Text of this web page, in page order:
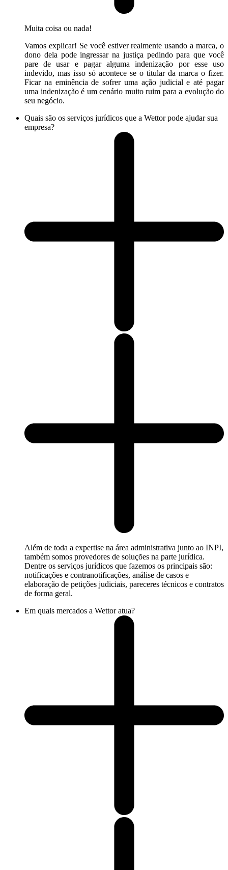
Muita coisa ou nada!
Vamos explicar! Se você estiver realmente usando a marca, o
dono dela pode ingressar na justiça pedindo para que você
pare de usar e pagar alguma indenização por esse uso
indevido, mas isso só acontece se o titular da marca o fizer.
Ficar na eminência de sofrer uma ação judicial e até pagar
uma indenização é um cenário muito ruim para a evolução do
seu negócio.
Quais são os serviços jurídicos que a Wettor pode ajudar sua
empresa?
Além de toda a expertise na área administrativa junto ao INPI,
também somos provedores de soluções na parte jurídica.
Dentre os serviços jurídicos que fazemos os principais são:
notificações e contranotificações, análise de casos e
elaboração de petições judiciais, pareceres técnicos e contratos
de forma geral.
Em quais mercados a Wettor atua?